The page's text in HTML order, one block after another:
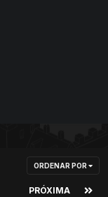
ORDENAR POR
PRÓXIMA